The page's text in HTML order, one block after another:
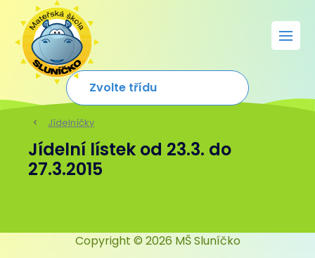
Jídelníčky
Jídelní lístek od 23.3. do
27.3.2015
Copyright © 2026 MŠ Sluníčko